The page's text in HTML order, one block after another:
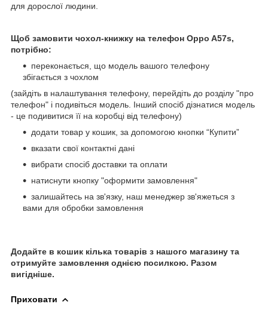
для дорослої людини.
Щоб замовити чохол-книжку на телефон Oppo A57s,
потрібно:
переконається, що модель вашого телефону
збігається з чохлом
(зайдіть в налаштування телефону, перейдіть до розділу "про
телефон" і подивіться модель. Інший спосіб дізнатися модель
- це подивитися її на коробці від телефону)
додати товар у кошик, за допомогою кнопки “Купити”
вказати свої контактні дані
вибрати спосіб доставки та оплати
натиснути кнопку "оформити замовлення"
залишайтесь на зв'язку, наш менеджер зв'яжеться з
вами для обробки замовлення
Додайте в кошик кілька товарів з нашого магазину та
отримуйте замовлення однією посилкою. Разом
вигідніше.
Приховати